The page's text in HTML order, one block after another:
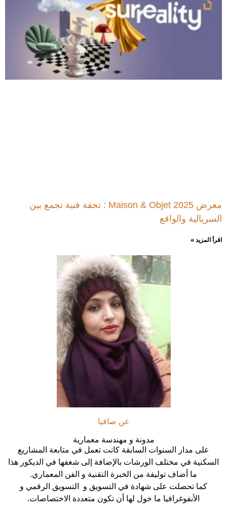
معرض Maison & Objet 2025 : تحفة فنية تجمع بين
السريالية والواقع
اقرأ المزيد »
عن صافيا
مدونة و مهندسة معمارية
على مدار السنوات السابقة كانت تعمل في متابعة المشاريع
السكنية في مختلف الورشات بالإضافة إلى شغفها في الديكور هذا
ما أضاف توليفة من الخبرة التقنية و الفن المعماري.
كما تحصلت على شهادة في التسويق و التسويق الرقمي و
الأنفوغرافيا ما خول لها أن تكون متعددة الاختصاصات.